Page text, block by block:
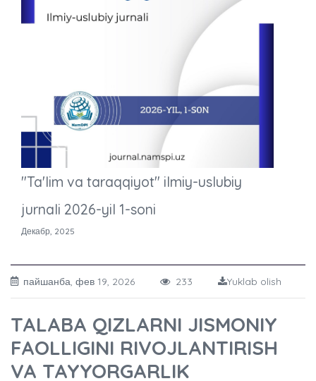
"Ta'lim va taraqqiyot" ilmiy-uslubiy
jurnali 2026-yil 1-soni
Декабр, 2025
пайшанба, фев 19, 2026 233 Yuklab olish
TALABA QIZLARNI JISMONIY
FAOLLIGINI RIVOJLANTIRISH
VA TAYYORGARLIK